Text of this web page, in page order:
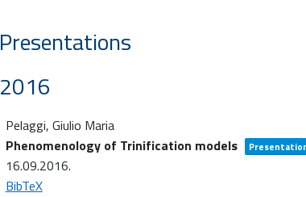
Presentations
2016
Pelaggi, Giulio Maria
Phenomenology of Trinification models
16.09.2016.
BibTeX